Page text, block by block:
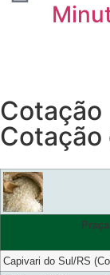
Cotação
Cotação
Praça
Capivari do Sul/RS